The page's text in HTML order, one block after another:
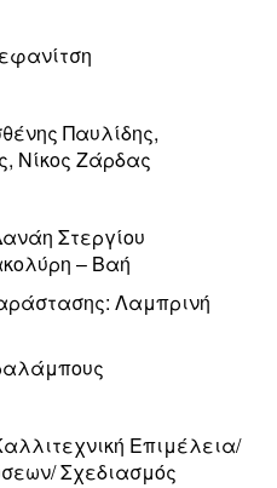
Παυλίδης,
Νίκος Ζάρδας
Στεργίου
– Βαή
Λαμπρινή
Επιμέλεια/
Σχεδιασμός